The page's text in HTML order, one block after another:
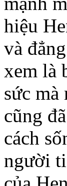
hiệu
và
xem là
sức mà
cũng
cách
người